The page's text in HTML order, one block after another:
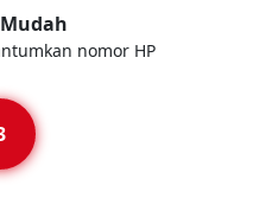
nomor HP